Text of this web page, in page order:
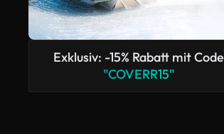
Exklusiv: -15% Rabatt mit Code
"COVERR15"